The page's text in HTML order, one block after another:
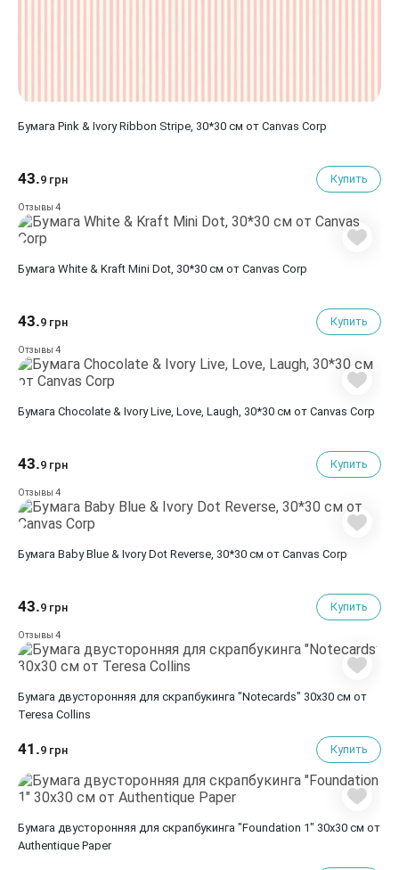
Бумага Pink & Ivory Ribbon Stripe, 30*30 см от Canvas Corp
43.9 грн Купить
Отзывы 4
Бумага White & Kraft Mini Dot, 30*30 см от Canvas Corp
43.9 грн Купить
Отзывы 4
Бумага Chocolate & Ivory Live, Love, Laugh, 30*30 см от Canvas Corp
43.9 грн Купить
Отзывы 4
Бумага Baby Blue & Ivory Dot Reverse, 30*30 см от Canvas Corp
43.9 грн Купить
Отзывы 4
Бумага двусторонняя для скрапбукинга "Notecards" 30х30 см от
Teresa Collins
41.9 грн Купить
Бумага двусторонняя для скрапбукинга "Foundation 1" 30х30 см от
Authentique Paper